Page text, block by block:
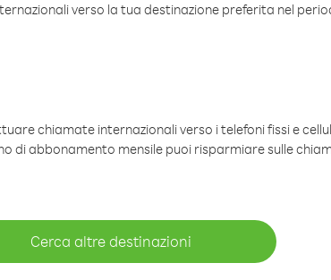
verso la tua destinazione preferita nel
chiamate internazionali verso i telefoni fissi e
di abbonamento mensile puoi risparmiare sulle
Cerca altre destinazioni